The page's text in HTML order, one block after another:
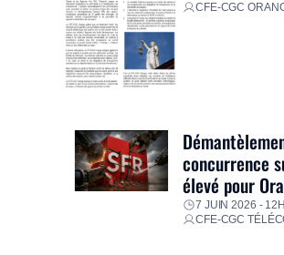
CFE-CGC
concurrence
élevé pour
7 JUIN 2026 -
CFE-CGC